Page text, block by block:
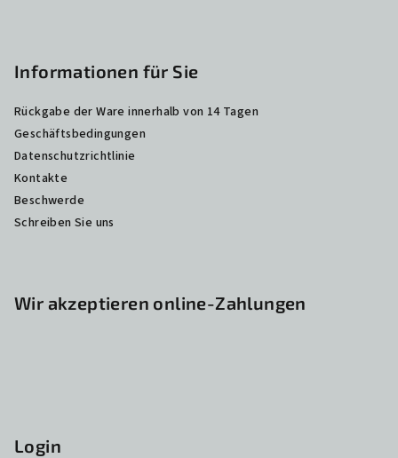
Informationen für Sie
Rückgabe der Ware innerhalb von 14 Tagen
Geschäftsbedingungen
Datenschutzrichtlinie
Kontakte
Beschwerde
Schreiben Sie uns
Wir akzeptieren online-Zahlungen
Login